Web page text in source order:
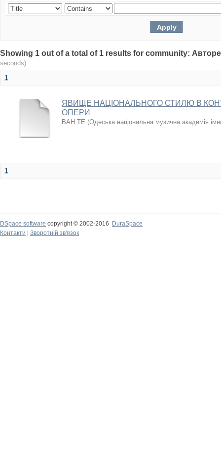
Showing 1 out of a total of 1 results for community:
seconds)
1
ЯВИЩЕ НАЦІОНАЛЬНОГО СТИЛЮ В
ОПЕРИ
ВАН ТЕ (Одеська національна музична академія
1
DSpace software copyright © 2002-2016
DuraSpace
Контакти
Зворотній зв'язок